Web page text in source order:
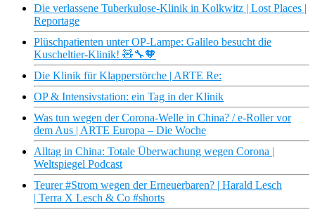
Die verlassene Tuberkulose-Klinik in Kolkwitz | Lost Places |
Reportage
Plüschpatienten unter OP-Lampe: Galileo besucht die
Kuscheltier-Klinik! 🧸🔧🧡
Die Klinik für Klapperstörche | ARTE Re:
OP & Intensivstation: ein Tag in der Klinik
Was tun wegen der Corona-Welle in China? / e-Roller vor
dem Aus | ARTE Europa – Die Woche
Alltag in China: Totale Überwachung wegen Corona |
Weltspiegel Podcast
Teurer #Strom wegen der Erneuerbaren? | Harald Lesch
| Terra X Lesch & Co #shorts